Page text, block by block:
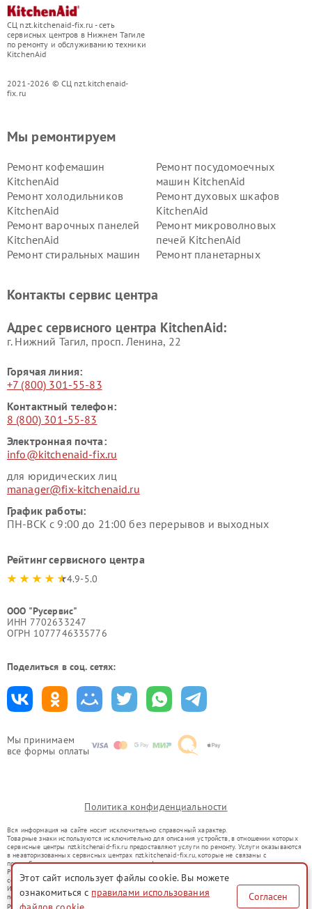
СЦ nzt.kitchenaid-fix.ru - сеть
сервисных центров в Нижнем Тагиле
по ремонту и обслуживанию техники
KitchenAid
2021-2026 © СЦ nzt.kitchenaid-
fix.ru
Мы принимаем
все формы оплаты
Мы ремонтируем
Ремонт кофемашин
KitchenAid
Ремонт посудомоечных
машин KitchenAid
Ремонт холодильников
KitchenAid
Ремонт духовых шкафов
KitchenAid
Ремонт варочных панелей
KitchenAid
Ремонт микроволновых
печей KitchenAid
Ремонт стиральных машин
Ремонт планетарных
Контакты сервис центра
Адрес сервисного центра KitchenAid:
г. Нижний Тагил, просп. Ленина, 22
Горячая линия:
+7 (800) 301-55-83
Контактный телефон:
8 (800) 301-55-83
Электронная почта:
info@kitchenaid-fix.ru
для юридических лиц
manager@fix-kitchenaid.ru
График работы:
ПН-ВСК с 9:00 до 21:00 без перерывов и выходных
Рейтинг сервисного центра
4.9-5.0
ООО "Русервис"
ИНН 7702633247
ОГРН 1077746335776
Поделиться в соц. сетях:
Политика конфиденциальности
Вся информация на сайте носит исключительно справочный характер.
Товарные знаки используются исключительно для описания устройств, в отношении которых
сервисные центры nzt.kitchenaid-fix.ru предоставляют услуги по ремонту. Услуги оказываются
в неавторизованных сервисных центрах nzt.kitchenaid-fix.ru, которые не связаны с
правообладателями товарных знаков или их официальными представителями.
Ремонт осуществляется для устройств, уже введенных в гражданский оборот в соответствии
со статьей 1487 ГК РФ.
Использование товарных знаков не преследует цели индивидуализации услуг или введения
потребителей в заблуждение, а служит для информирования о предоставляемых услугах по
ремонту техники указанных брендов.
Этот сайт использует файлы cookie. Вы можете
ознакомиться с правилами использования
Согласен